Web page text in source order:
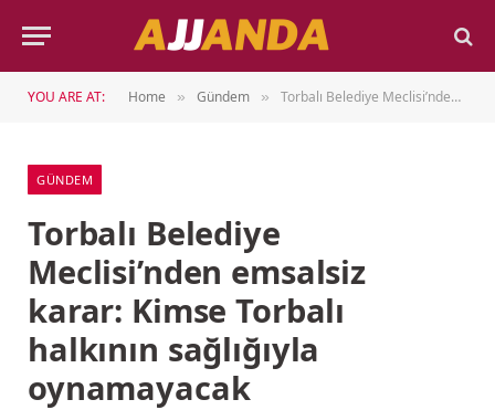
YOU ARE AT: Home » Gündem » Torbalı Belediye Meclisi’nden emsalsiz karar: Kimse Torbalı halkının sağlığıyla oynamayacak
GÜNDEM
Torbalı Belediye
Meclisi’nden emsalsiz
karar: Kimse Torbalı
halkının sağlığıyla
oynamayacak